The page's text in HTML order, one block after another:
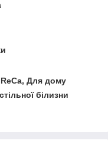
Для дому
білизни